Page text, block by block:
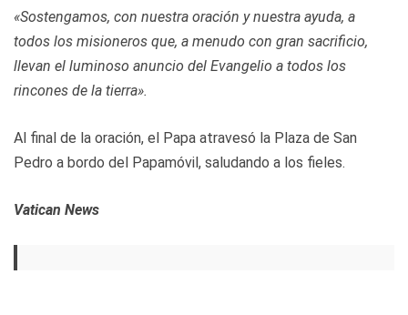
«Sostengamos, con nuestra oración y nuestra ayuda, a
todos los misioneros que, a menudo con gran sacrificio,
llevan el luminoso anuncio del Evangelio a todos los
rincones de la tierra».
Al final de la oración, el Papa atravesó la Plaza de San
Pedro a bordo del Papamóvil, saludando a los fieles.
Vatican News